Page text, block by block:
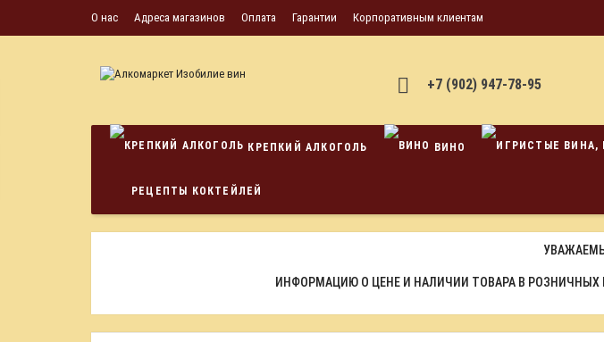
О нас Адреса магазинов Оплата Гарантии Корпоративным клиентам
+7 (902) 947-78-95
КРЕПКИЙ АЛКОГОЛЬ ВИНО
РЕЦЕПТЫ КОКТЕЙЛЕЙ
ИНФОРМАЦИЮ О ЦЕНЕ И НАЛИЧИИ ТОВАРА В